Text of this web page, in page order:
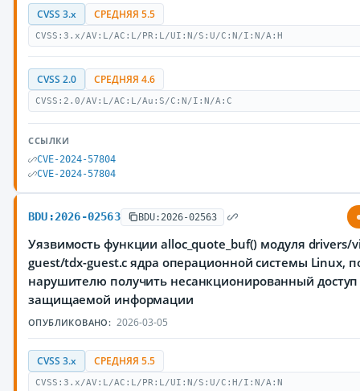
CVSS 3.x СРЕДНЯЯ 5.5
CVSS:3.x/AV:L/AC:L/PR:L/UI:N/S:U/C:N/I:N/A:H
CVSS 2.0 СРЕДНЯЯ 4.6
CVSS:2.0/AV:L/AC:L/Au:S/C:N/I:N/A:C
ССЫЛКИ
CVE-2024-57804
CVE-2024-57804
BDU:2026-02563 BDU:2026-02563
Уязвимость функции alloc_quote_buf() модуля drivers/
guest/tdx-guest.c ядра операционной системы Linux,
нарушителю получить несанкционированный доступ
защищаемой информации
ОПУБЛИКОВАНО: 2026-03-05
CVSS 3.x СРЕДНЯЯ 5.5
CVSS:3.x/AV:L/AC:L/PR:L/UI:N/S:U/C:H/I:N/A:N